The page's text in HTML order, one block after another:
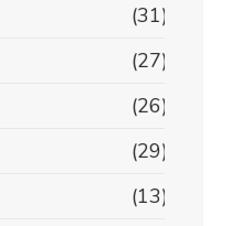
(31)
(27)
(26)
(29)
(13)